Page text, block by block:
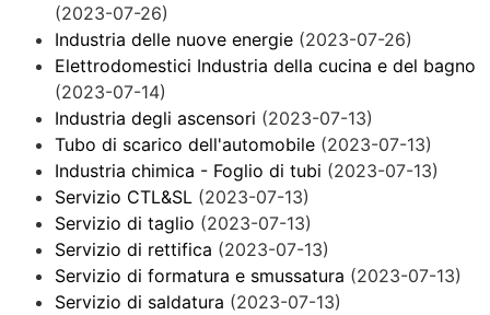
(2023-07-26)
Industria delle nuove energie (2023-07-26)
Elettrodomestici Industria della cucina e del bagno
(2023-07-14)
Industria degli ascensori (2023-07-13)
Tubo di scarico dell'automobile (2023-07-13)
Industria chimica - Foglio di tubi (2023-07-13)
Servizio CTL&SL (2023-07-13)
Servizio di taglio (2023-07-13)
Servizio di rettifica (2023-07-13)
Servizio di formatura e smussatura (2023-07-13)
Servizio di saldatura (2023-07-13)